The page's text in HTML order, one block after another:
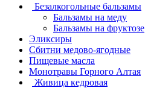
Безалкогольные бальзамы
Бальзамы на меду
Бальзамы на фруктозе
Эликсиры
Сбитни медово-ягодные
Пищевые масла
Монотравы Горного Алтая
Живица кедровая